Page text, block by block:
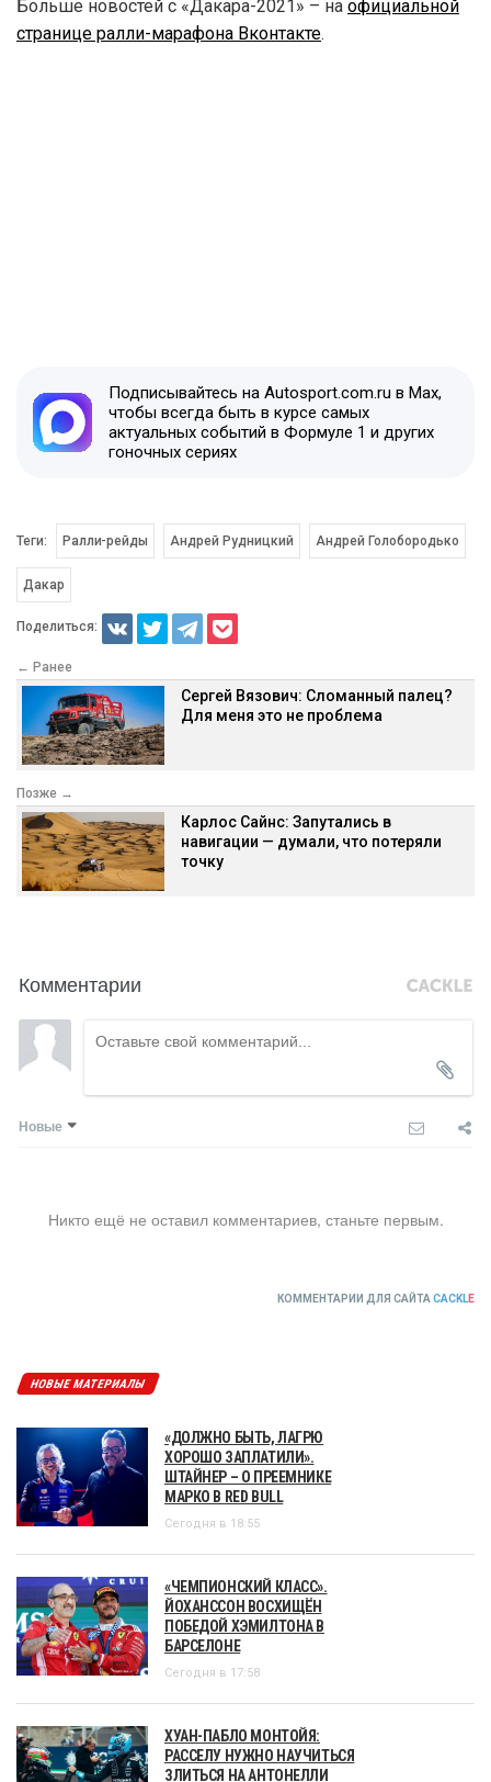
Больше новостей с «Дакара-2021» – на официальной
странице ралли-марафона Вконтакте.
Подписывайтесь на Autosport.com.ru в Max,
чтобы всегда быть в курсе самых
актуальных событий в Формуле 1 и других
гоночных сериях
Теги: Ралли-рейды Андрей Рудницкий Андрей Голобородько
Дакар
Поделиться:
← Ранее
Сергей Вязович: Сломанный палец?
Для меня это не проблема
Позже →
Карлос Сайнс: Запутались в
навигации — думали, что потеряли
точку
Комментарии
Новые
Никто ещё не оставил комментариев, станьте первым.
КОММЕНТАРИИ ДЛЯ САЙТА CACKLE
НОВЫЕ МАТЕРИАЛЫ
«ДОЛЖНО БЫТЬ, ЛАГРЮ
ХОРОШО ЗАПЛАТИЛИ».
ШТАЙНЕР – О ПРЕЕМНИКЕ
МАРКО В RED BULL
Сегодня в 18:55
«ЧЕМПИОНСКИЙ КЛАСС».
ЙОХАНССОН ВОСХИЩЁН
ПОБЕДОЙ ХЭМИЛТОНА В
БАРСЕЛОНЕ
Сегодня в 17:58
ХУАН-ПАБЛО МОНТОЙЯ:
РАССЕЛУ НУЖНО НАУЧИТЬСЯ
ЗЛИТЬСЯ НА АНТОНЕЛЛИ